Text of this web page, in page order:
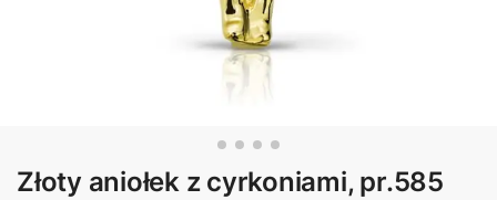
Złoty aniołek z cyrkoniami, pr.585